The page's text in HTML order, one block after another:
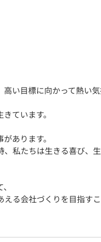
い目標に向かって熱い
ています。
あります。
私たちは生きる喜び、
る会社づくりを目指すこ